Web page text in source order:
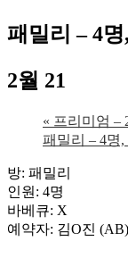
패밀리 – 4
2월 21
« 프리미엄 –
패밀리 – 4명
방: 패밀리
인원: 4명
바베큐: X
예약자: 김O진 (AB)